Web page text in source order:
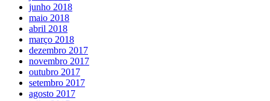
junho 2018
maio 2018
abril 2018
março 2018
dezembro 2017
novembro 2017
outubro 2017
setembro 2017
agosto 2017